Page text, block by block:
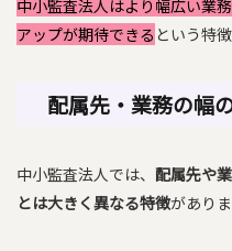
中小監査法人はより幅広い業
アップが期待できる という特
配属先・業務の幅
中小監査法人では、 配属先や
とは大きく異なる特徴がありま